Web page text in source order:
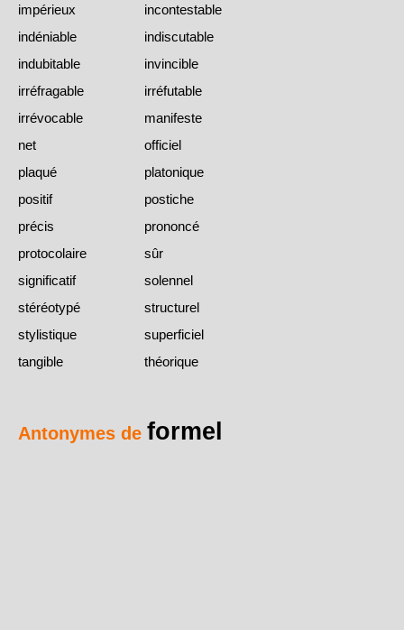
impérieux
incontestable
indéniable
indiscutable
indubitable
invincible
irréfragable
irréfutable
irrévocable
manifeste
net
officiel
plaqué
platonique
positif
postiche
précis
prononcé
protocolaire
sûr
significatif
solennel
stéréotypé
structurel
stylistique
superficiel
tangible
théorique
Antonymes de formel